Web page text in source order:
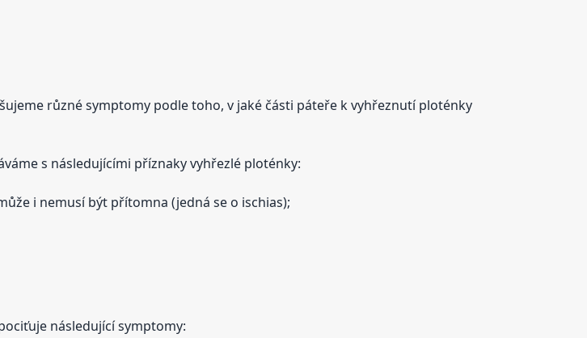
různé symptomy podle toho, v jaké části páteře k vyhřeznutí ploténky
s následujícími příznaky vyhřezlé ploténky:
i nemusí být přítomna (jedná se o ischias);
následující symptomy: